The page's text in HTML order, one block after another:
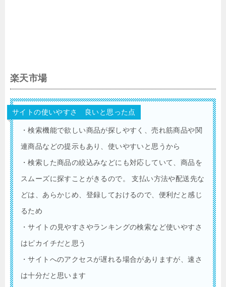
楽天市場
サイトの使いやすさ 良いと思った点
・検索機能で欲しい商品が探しやすく、売れ筋商品や関
連商品などの提示もあり、使いやすいと思うから
・検索した商品の絞込みなどにも対応していて、商品を
スムーズに探すことがきるので。 支払い方法や配送先な
どは、あらかじめ、登録しておけるので、便利だと感じ
るため
・サイトの見やすさやランキングの検索など使いやすさ
はピカイチだと思う
・サイトへのアクセスが遅れる場合がありますが、速さ
は十分だと思います